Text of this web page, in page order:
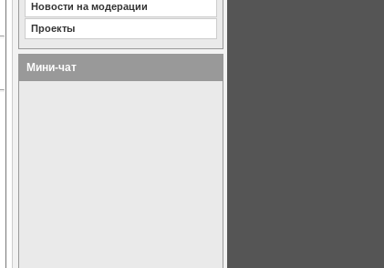
Новости на модерации
Проекты
Мини-чат